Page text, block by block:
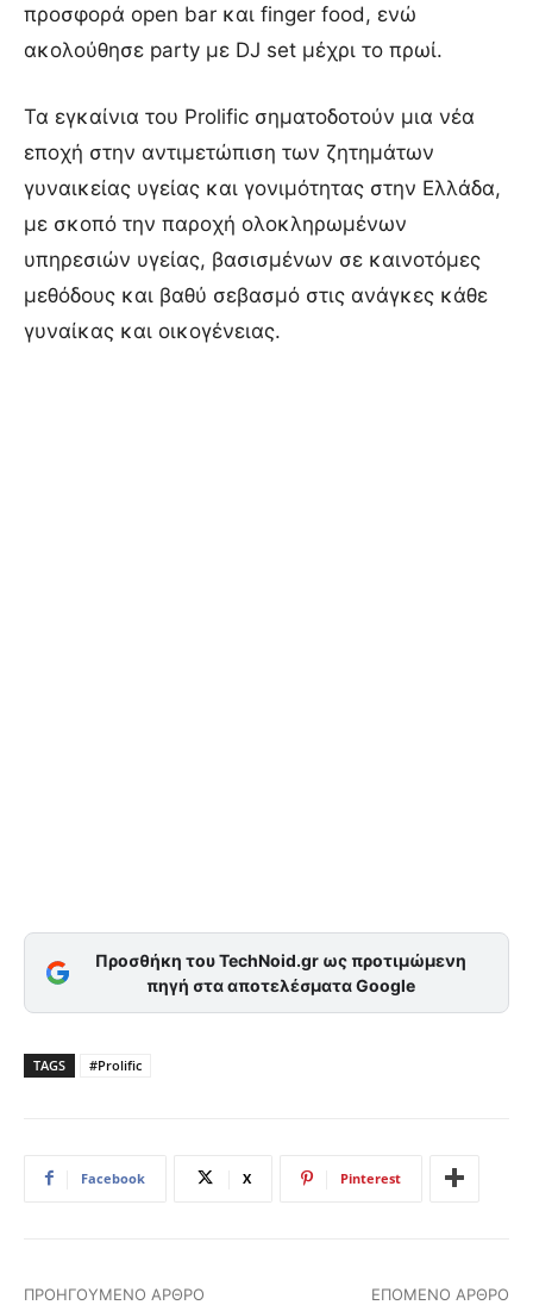
προσφορά open bar και finger food, ενώ
ακολούθησε party με DJ set μέχρι το πρωί.
Τα εγκαίνια του Prolific σηματοδοτούν μια νέα
εποχή στην αντιμετώπιση των ζητημάτων
γυναικείας υγείας και γονιμότητας στην Ελλάδα,
με σκοπό την παροχή ολοκληρωμένων
υπηρεσιών υγείας, βασισμένων σε καινοτόμες
μεθόδους και βαθύ σεβασμό στις ανάγκες κάθε
γυναίκας και οικογένειας.
Προσθήκη του TechNoid.gr ως προτιμώμενη
πηγή στα αποτελέσματα Google
TAGS #Prolific
Facebook X Pinterest
ΠΡΟΗΓΟΎΜΕΝΟ ΆΡΘΡΟ ΕΠΌΜΕΝΟ ΆΡΘΡΟ